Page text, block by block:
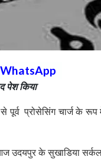
WhatsApp
पेश किया
पूर्व प्रोसेसिंग चार्ज के
उदयपुर के सुखाडिया